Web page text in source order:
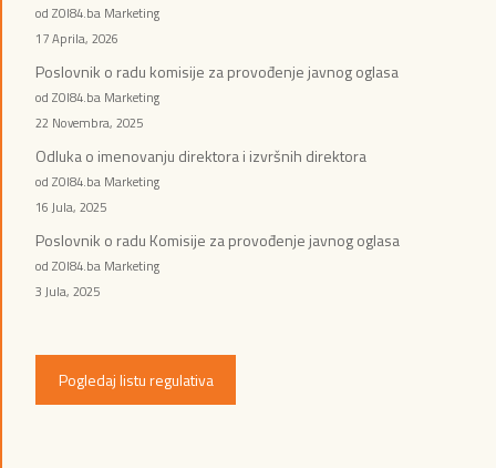
od ZOI84.ba Marketing
17 Aprila, 2026
Poslovnik o radu komisije za provođenje javnog oglasa
od ZOI84.ba Marketing
22 Novembra, 2025
Odluka o imenovanju direktora i izvršnih direktora
od ZOI84.ba Marketing
16 Jula, 2025
Poslovnik o radu Komisije za provođenje javnog oglasa
od ZOI84.ba Marketing
3 Jula, 2025
Pogledaj listu regulativa